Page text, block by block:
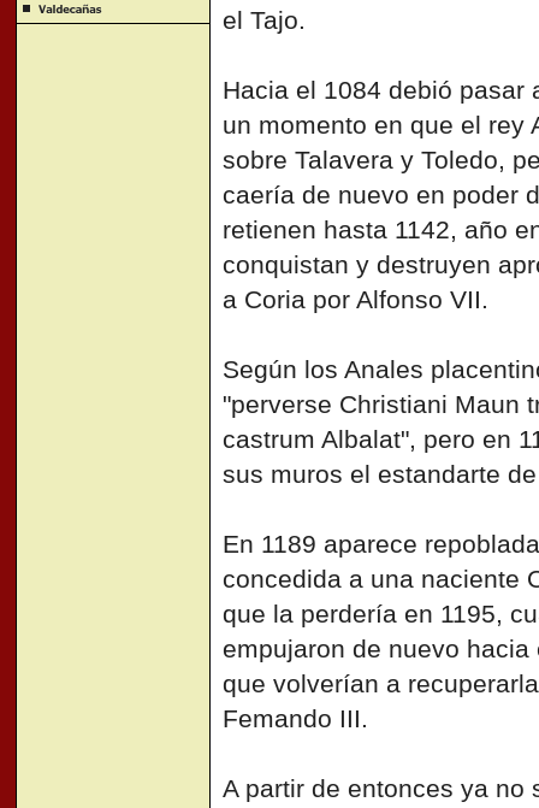
el Tajo.
Hacia el 1084 debió pasar
un momento en que el rey
sobre Talavera y Toledo,
caería de nuevo en poder
retienen hasta 1142, año
conquistan y destruyen
a Coria por Alfonso VII.
Según los Anales
"perverse Christiani Maun
castrum Albalat", pero en
sus muros el estandarte
En 1189 aparece
concedida a una naciente
que la perdería en 1195,
empujaron de nuevo
que volverían a
Femando III.
A partir de entonces ya no